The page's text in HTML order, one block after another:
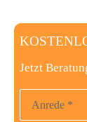
Jetzt
Anrede